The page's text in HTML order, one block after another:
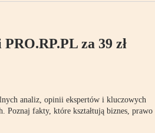
za 39 zł
analiz, opinii ekspertów i kluczowych
Poznaj fakty, które kształtują biznes, prawo